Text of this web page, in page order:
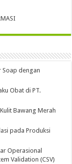
Soap dengan
Obat di PT.
Bawang Merah
pada Produksi
Operasional
Validation (CSV)